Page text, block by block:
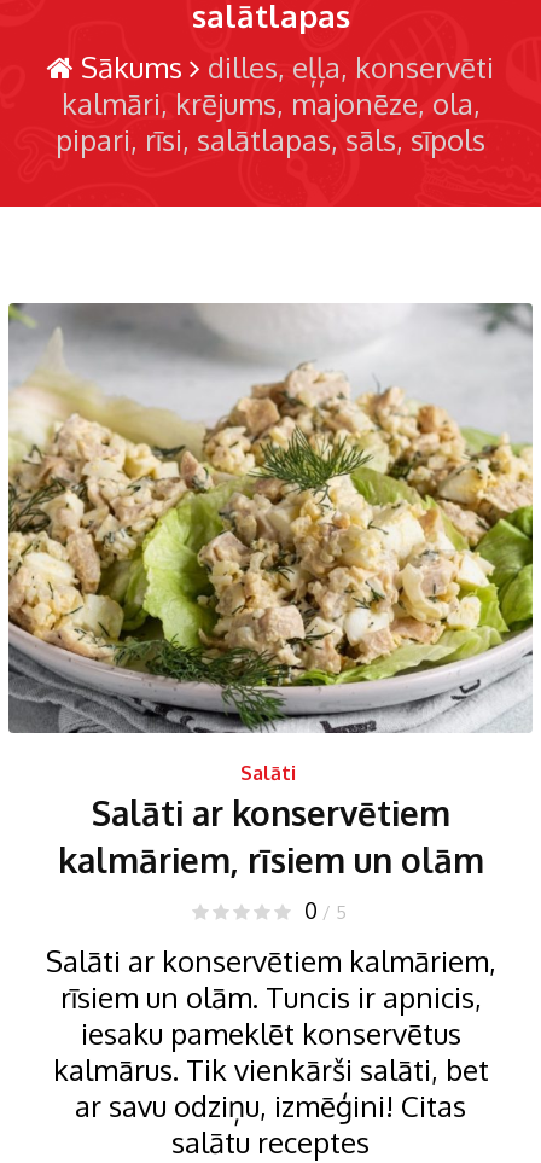
salātlapas
Sākums dilles eļļa konservēti
kalmāri krējums majonēze ola
pipari rīsi salātlapas sāls sīpols
Salāti
Salāti ar konservētiem
kalmāriem, rīsiem un olām
0 / 5
Salāti ar konservētiem kalmāriem,
rīsiem un olām. Tuncis ir apnicis,
iesaku pameklēt konservētus
kalmārus. Tik vienkārši salāti, bet
ar savu odziņu, izmēģini! Citas
salātu receptes